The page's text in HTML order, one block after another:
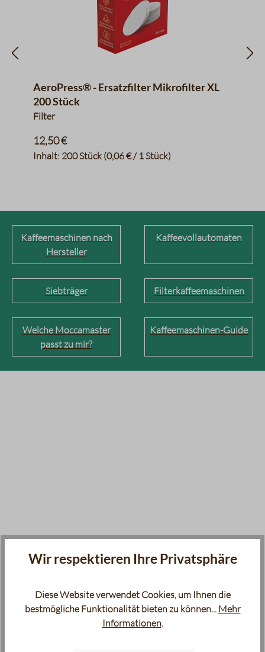
AeroPress® - Ersatzfilter Mikrofilter XL
200 Stück
Filter
Inhalt: 200 Stück(0,06 € / 1 Stück)
12,50 €
Kaffeemaschinen nach
Hersteller
Kaffeevollautomaten
Siebträger Filterkaffeemaschinen
Welche Moccamaster
passt zu mir?
Kaffeemaschinen-Guide
Wir respektieren Ihre Privatsphäre
Diese Website verwendet Cookies, um Ihnen die
bestmögliche Funktionalität bieten zu können... Mehr
Informationen.